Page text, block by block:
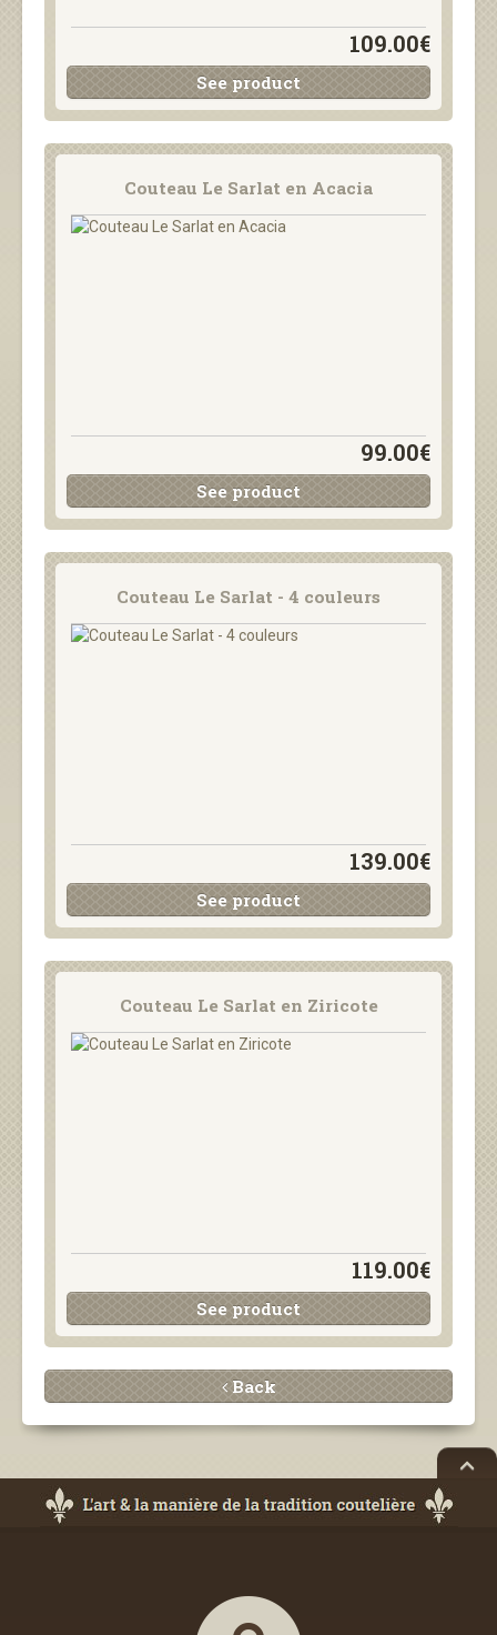
109.00€
See product
Couteau Le Sarlat en Acacia
99.00€
See product
Couteau Le Sarlat - 4 couleurs
139.00€
See product
Couteau Le Sarlat en Ziricote
119.00€
See product
Back